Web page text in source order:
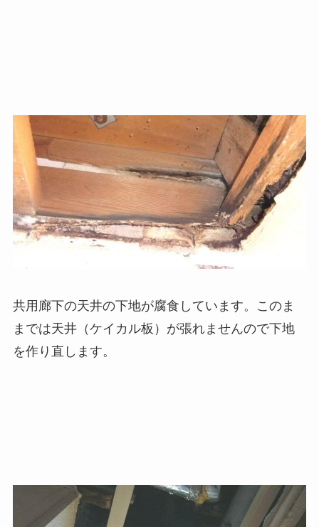
共用廊下の天井の下地が腐食しています。このま
までは天井（ケイカル板）が張れませんので下地
を作り直します。